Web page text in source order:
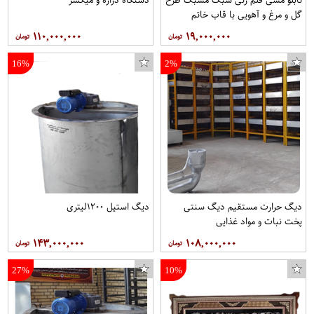
گل و مرغ و آهویی با قاب خاتم
صلیبی مخصوص موزه و دکوراسیون در
ابعاد 40*80 کد 9 برند قلمستان
فروشگاه قلمستان
۱۹,۰۰۰,۰۰۰ ۱۱۰,۰۰۰,۰۰۰
2%
دیگ حرارت مستقیم دیگ سنتی
پخت نبات و مواد غذایی
۱۰۸,۰۰۰,۰۰۰
16%
دیگ استیل ۱۲۰۰لیتری
۱۴۳,۰۰۰,۰۰۰
10%
27%